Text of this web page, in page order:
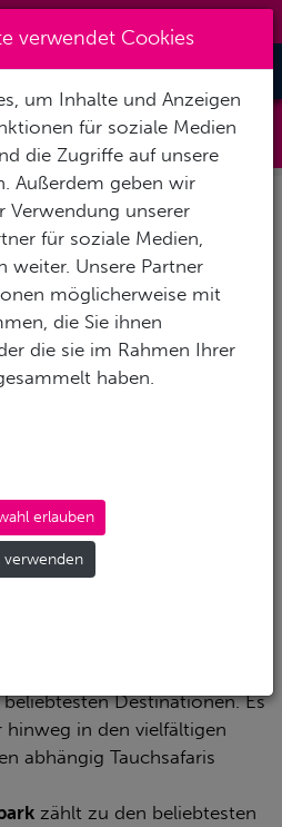
Toggle
traumhaften
zu der besten der gesamten
jede Tauchsafari zu
Im Herzen des „
der Welt
Tauchgründen, versunkenen
Steilwänden die größte
wie Komodo,
die Banda Inseln
Destinationen. Es
in den vielfältigen
abhängig Tauchsafaris
zählt zu den beliebtesten
verwendet Cookies
um Inhalte und Anzeigen
für soziale Medien
die Zugriffe auf unsere
Außerdem geben wir
unserer
für soziale Medien,
weiter. Unsere Partner
möglicherweise mit
die Sie ihnen
die sie im Rahmen Ihrer
haben.
erlauben